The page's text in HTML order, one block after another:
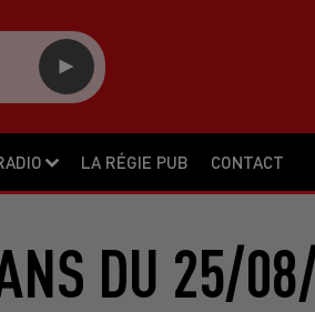
LA RÉGIE PUB CONTACT
DU 25/